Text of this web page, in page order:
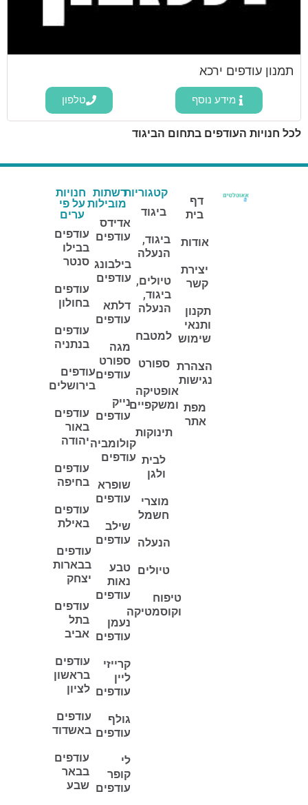
תמנון עודפים ירכא
מידע נוסף טלפון
לכל חנויות העודפים בתחום הביגוד
דף
בית
אודות
יצירת
קשר
תקנון
ותנאי
שימוש
הצהרת
נגישות
מפת
אתר
קטגוריות
ביגוד
ביגוד,
הנעלה
טיולים,
ביגוד,
הנעלה
למטבח
ספורט
אופטיקה
ומשקפיים
תינוקות
לבית
ולגן
מוצרי
חשמל
הנעלה
טיולים
טיפוח
וקוסמטיקה
רשתות
מובילות
אדידס
עודפים
בילבונג
עודפים
דלתא
עודפים
מגה
ספורט
עודפים
נייק
עודפים
קולומביה
עודפים
שופרא
עודפים
שילב
עודפים
טבע
נאות
עודפים
נעמן
עודפים
קרייזי
ליין
עודפים
גולף
עודפים
לי
קופר
עודפים
חנויות
על פי
ערים
עודפים
בבילו
סנטר
עודפים
בחולון
עודפים
בנתניה
עודפים
בירושלים
עודפים
באור
יהודה
עודפים
בחיפה
עודפים
באילת
עודפים
בבארות
יצחק
עודפים
בתל
אביב
עודפים
בראשון
לציון
עודפים
באשדוד
עודפים
בבאר
שבע